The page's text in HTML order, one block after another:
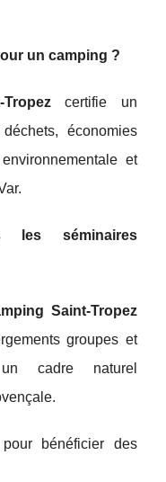
un camping ?
certifie un
économies
et
les séminaires
Saint-Tropez
groupes et
cadre naturel
bénéficier des